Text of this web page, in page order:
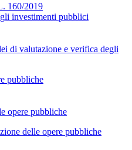
160/2019
investimenti pubblici
di valutazione e verifica degli
pubbliche
opere pubbliche
delle opere pubbliche